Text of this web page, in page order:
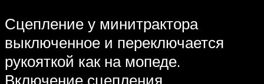
Сцепление у минитрактора
выключенное и переключается
рукояткой как на мопеде.
Включение сцепления